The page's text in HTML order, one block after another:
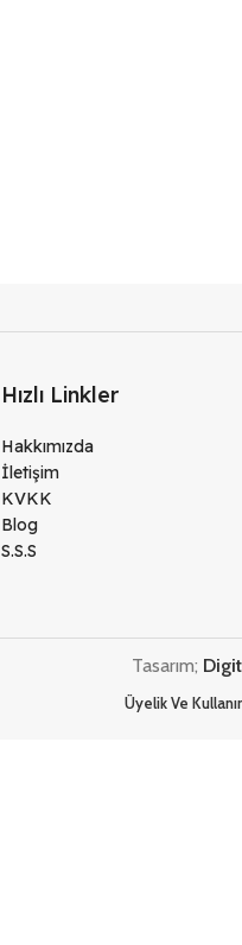
Hızlı Linkler
Hakkımızda
İletişim
KVKK
Blog
S.S.S
Tasarım;
Üyelik Ve